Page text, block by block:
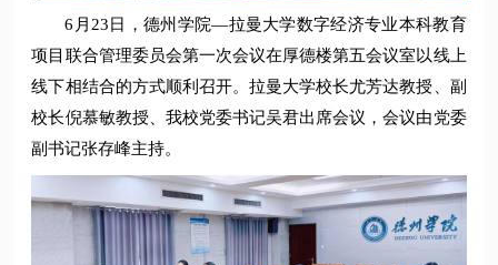
6月23日，德州学院—拉曼大学数字经济专业本科教育
项目联合管理委员会第一次会议在厚德楼第五会议室以线上
线下相结合的方式顺利召开。拉曼大学校长尤芳达教授、副
校长倪慕敏教授、我校党委书记吴君出席会议，会议由党委
副书记张存峰主持。